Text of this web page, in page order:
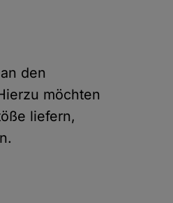
den
möchten
liefern,